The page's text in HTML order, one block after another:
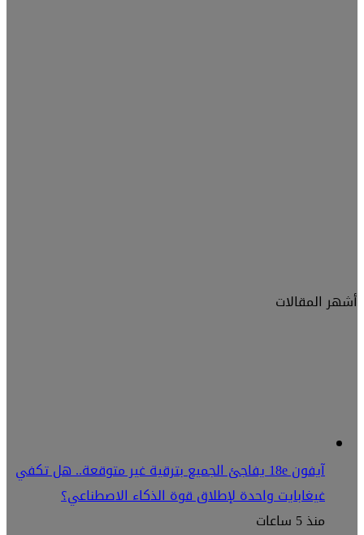
أشهر المقالات
آيفون 18e يفاجئ الجميع بترقية غير متوقعة.. هل تكفي
غيغابايت واحدة لإطلاق قوة الذكاء الاصطناعي؟
منذ 5 ساعات